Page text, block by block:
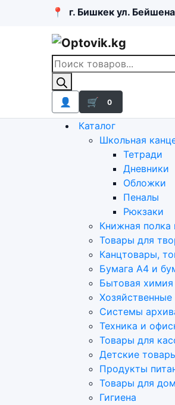
📍 г. Бишкек ул.
Поиск
товаров
👤 🛒 0
Каталог
Школьная
Тетради
Дневники
Обложки
Пеналы
Рюкзаки
Книжная полка
Товары для
Канцтовары,
Бумага А4 и
Бытовая химия
Системы
Техника и
Товары для
Детские
Продукты
Товары для
Гигиена